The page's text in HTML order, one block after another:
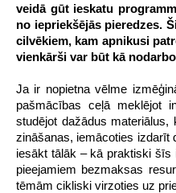
veidā gūt ieskatu
no iepriekšējās pieredzes.
cilvēkiem, kam apnikusi
vienkārši var būt kā
Ja ir nopietna vēlme
pašmācības ceļā meklējot
studējot dažādus
zināšanas, iemācoties izdarīt
iesākt tālāk – kā praktiski šīs
pieejamiem bezmaksas
tēmām cikliski virzoties uz